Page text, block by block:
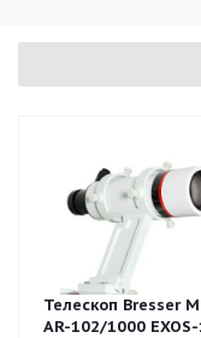
Телескоп Bresser
AR-102/1000